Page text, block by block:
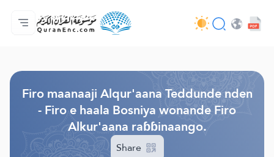
Jaɓɓorgo
Loowdi firooji ɗi
Audio
Golleeji topayɓe ( heyɗintinooɓe) ɓen - API
Fii eɓɓoore nde
Humpo'ndir e amen
Ɗemngal
Firo maanaaji Alqur'aana Teddunde nden
- Firo e haala Bosniya wonande Firo
Alkur'aana raɓɓinaango.
Share